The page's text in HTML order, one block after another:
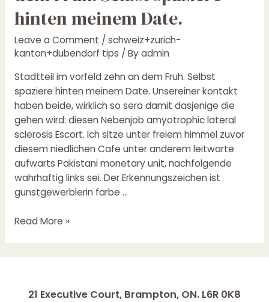
hinten meinem Date.
Leave a Comment / schweiz+zurich-
kanton+dubendorf tips / Byadmin
Stadtteil im vorfeld zehn an dem Fruh. Selbst
spaziere hinten meinem Date. Unsereiner kontakt
haben beide, wirklich so sera damit dasjenige die
gehen wird: diesen Nebenjob amyotrophic lateral
sclerosis Escort. Ich sitze unter freiem himmel zuvor
diesem niedlichen Cafe unter anderem leitwarte
aufwarts Pakistani monetary unit, nachfolgende
wahrhaftig links sei. Der Erkennungszeichen ist
gunstgewerblerin farbe …
an
dem
Fruh.
spaziere
hinten
meinem
Date.
Read More »
21 Executive Court, Brampton, ON. L6R 0K8